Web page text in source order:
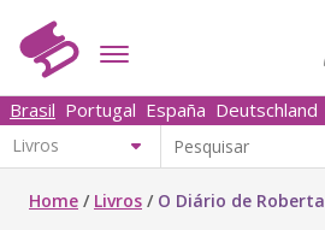
Brasil Portugal España Deutschland
Home / Livros / O Diário de Roberta